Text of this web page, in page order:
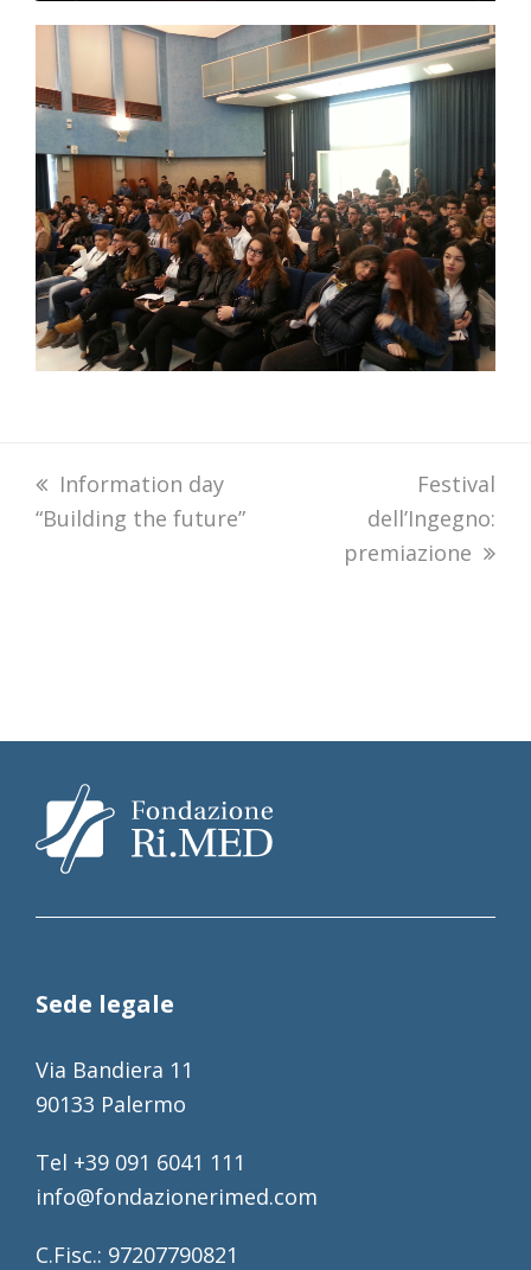
previous
post:
Information day
“Building the future”
next
post:
Festival
dell’Ingegno:
premiazione
Sede legale
Via Bandiera 11
90133 Palermo
Tel +39 091 6041 111
info@fondazionerimed.com
C.Fisc.: 97207790821